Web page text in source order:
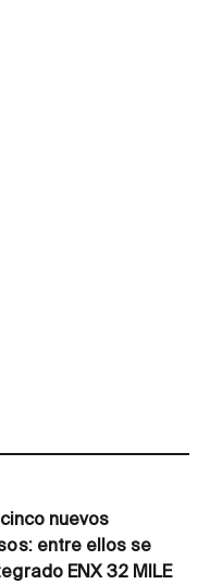
nuevos
entre ellos se
ENX 32 MILE